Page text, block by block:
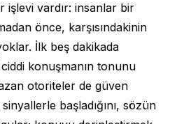
işlevi vardır: insanlar bir
önce, karşısındakinin
İlk beş dakikada
konuşmanın tonunu
otoriteler de güven
başladığını, sözün